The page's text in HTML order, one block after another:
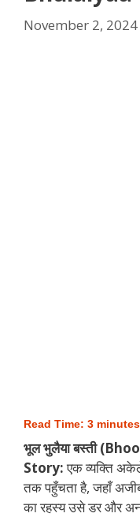
November 2, 2024
Read Time: 3 minutes
भूल भुलैया बस्ती
Story:एक व्यक्ति
तक पहुँचता है, जहाँ
का रहस्य उसे डर और